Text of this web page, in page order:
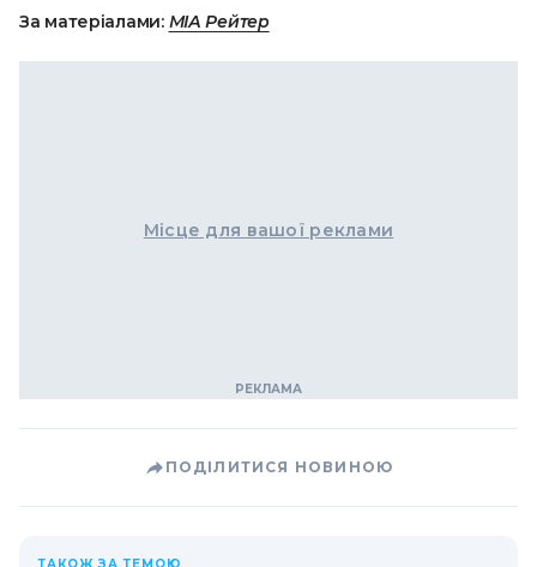
За матеріалами: МIА Рейтер
Місце для вашої реклами
ПОДІЛИТИСЯ НОВИНОЮ